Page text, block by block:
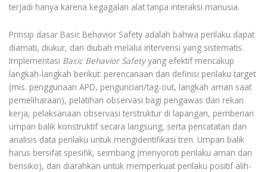
terjadi hanya karena kegagalan alat tanpa interaksi manusia.
Prinsip dasar Basic Behavior Safety adalah bahwa perilaku dapat
diamati, diukur, dan diubah melalui intervensi yang sistematis.
Implementasi Basic Behavior Safetyyang efektif mencakup
langkah-langkah berikut: perencanaan dan definisi perilaku target
(mis. penggunaan APD, penguncian/tag-out, langkah aman saat
pemeliharaan), pelatihan observasi bagi pengawas dan rekan
kerja, pelaksanaan observasi terstruktur di lapangan, pemberian
umpan balik konstruktif secara langsung, serta pencatatan dan
analisis data perilaku untuk mengidentifikasi tren. Umpan balik
harus bersifat spesifik, seimbang (menyoroti perilaku aman dan
berisiko), dan diarahkan untuk memperkuat perilaku positif alih-